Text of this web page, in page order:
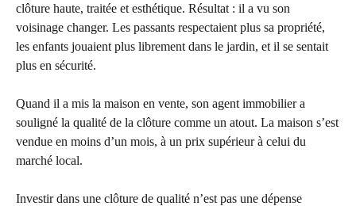
clôture haute, traitée et esthétique. Résultat : il a vu son
voisinage changer. Les passants respectaient plus sa propriété,
les enfants jouaient plus librement dans le jardin, et il se sentait
plus en sécurité.
Quand il a mis la maison en vente, son agent immobilier a
souligné la qualité de la clôture comme un atout. La maison s’est
vendue en moins d’un mois, à un prix supérieur à celui du
marché local.
Investir dans une clôture de qualité n’est pas une dépense